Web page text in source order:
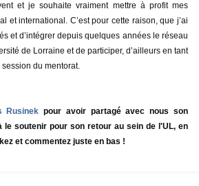
et je souhaite vraiment mettre à profit mes
et international. C’est pour cette raison, que j’ai
et d’intégrer depuis quelques années le réseau
de Lorraine et de participer, d’ailleurs en tant
du mentorat.
Rusinek pour avoir partagé avec nous son
le soutenir pour son retour au sein de l'UL, en
et commentez juste en bas !